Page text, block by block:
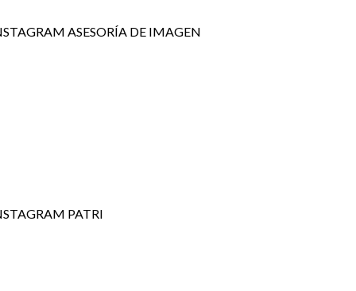
ASESORÍA DE IMAGEN
PATRI